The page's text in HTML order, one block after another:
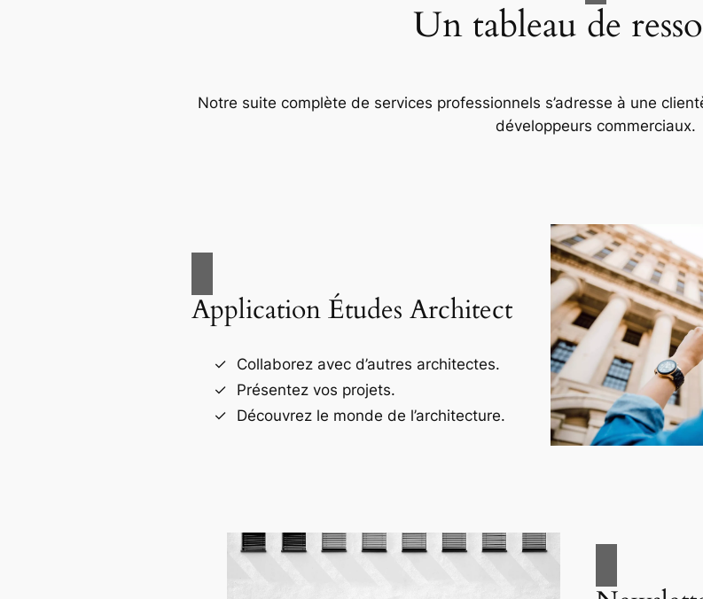
Un tableau de
Notre suite complète de services professionnels s’adresse à une
développeurs commerciaux.
Application Études Architect
Collaborez avec d’autres architectes.
Présentez vos projets.
Découvrez le monde de l’architecture.